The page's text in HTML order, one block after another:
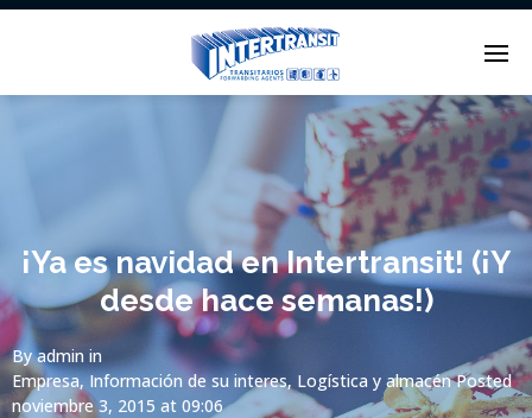
Enter tracking ID
¡Ya es navidad en Intertransit! (¡Y
desde hace semanas!)
By admin in
Empresa,Información de su interes, Logística y almacén Posted
noviembre 3, 2015 at 09:06